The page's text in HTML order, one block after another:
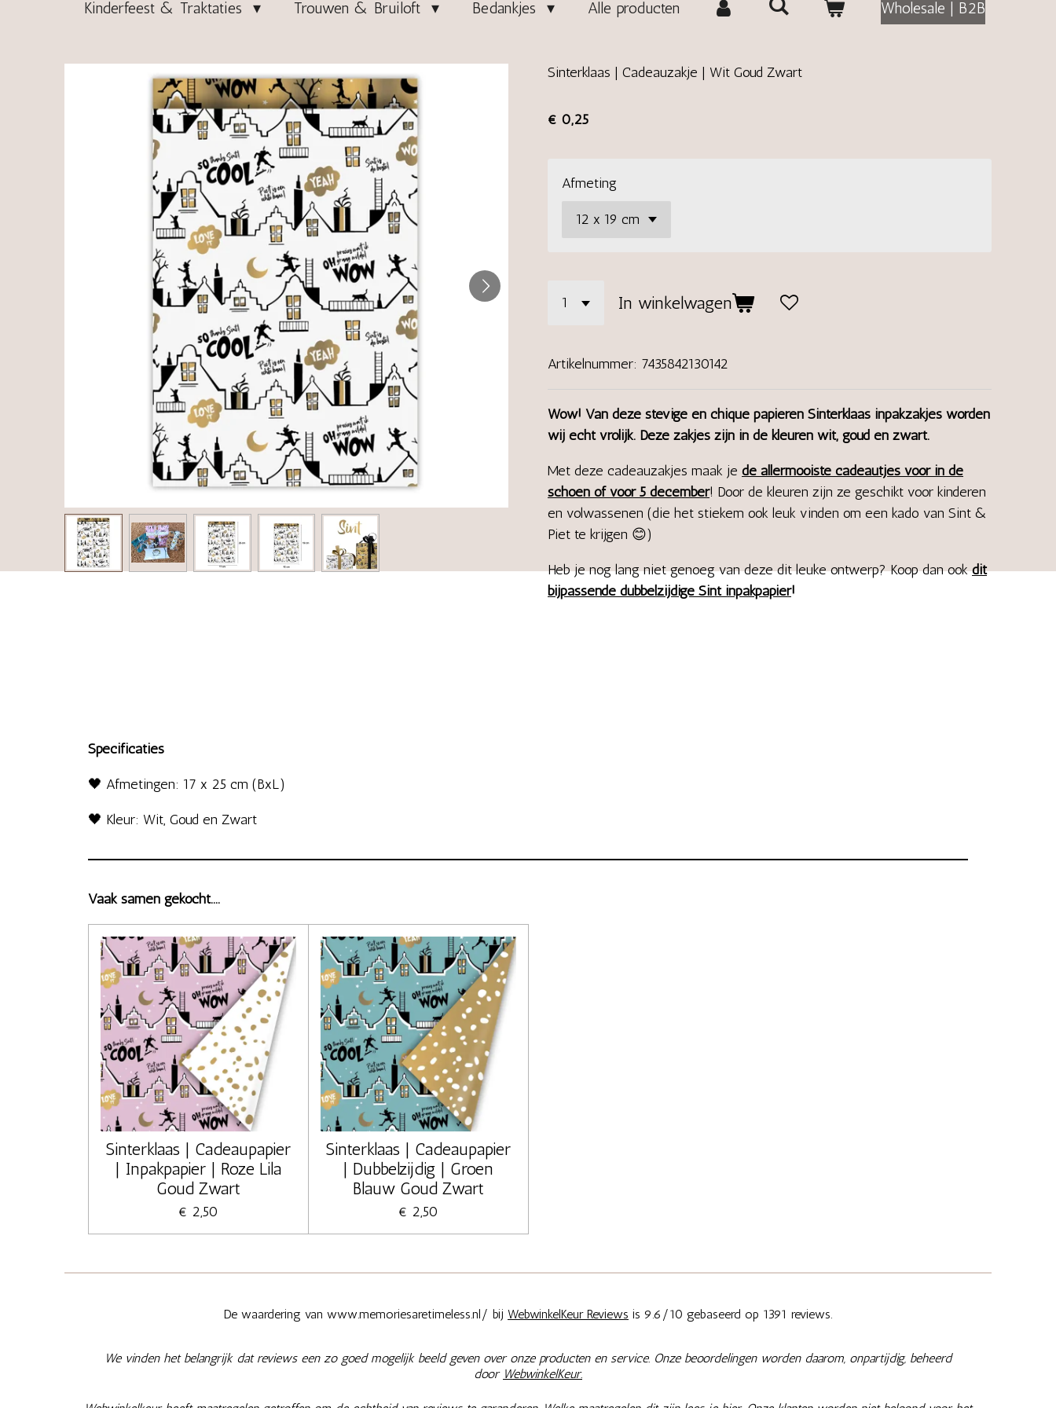
Kinderfeest & Traktaties Trouwen & Bruiloft Bedankjes Alle producten Wholesale | B2B
Sinterklaas | Cadeauzakje | Wit Goud Zwart
€ 0,25
Afmeting
In winkelwagen
Artikelnummer: 7435842130142
Wow! Van deze stevige en chique papieren Sinterklaas inpakzakjes worden
wij echt vrolijk. Deze zakjes zijn in de kleuren wit, goud en zwart.
Met deze cadeauzakjes maak je de allermooiste cadeautjes voor in de
schoen of voor 5 december! Door de kleuren zijn ze geschikt voor kinderen
en volwassenen (die het stiekem ook leuk vinden om een kado van Sint &
Piet te krijgen 😊)
Heb je nog lang niet genoeg van deze dit leuke ontwerp? Koop dan ookdit
bijpassende dubbelzijdige Sint inpakpapier!
Specificaties
🖤 Afmetingen: 17 x 25 cm (BxL)
🖤 Kleur: Wit, Goud en Zwart
Vaak samen gekocht....
Sinterklaas | Cadeaupapier
| Inpakpapier | Roze Lila
Goud Zwart
€ 2,50
Sinterklaas | Cadeaupapier
| Dubbelzijdig | Groen
Blauw Goud Zwart
€ 2,50
De waardering van www.memoriesaretimeless.nl/ bij WebwinkelKeur Reviews is 9.6/10 gebaseerd op 1391 reviews.
We vinden het belangrijk dat reviews een zo goed mogelijk beeld geven over onze producten en service. Onze beoordelingen worden daarom, onpartijdig, beheerd
door WebwinkelKeur.